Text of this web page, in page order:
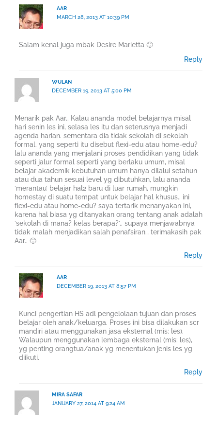
AAR
MARCH 28, 2013 AT 10:39 PM
Salam kenal juga mbak Desire Marietta 🙂
Reply
WULAN
DECEMBER 19, 2013 AT 5:00 PM
Menarik pak Aar.. Kalau ananda model belajarnya misal
hari senin les ini, selasa les itu dan seterusnya menjadi
agenda harian. sementara dia tidak sekolah di sekolah
formal. yang seperti itu disebut flexi-edu atau home-edu?
lalu ananda yang menjalani proses pendidikan yang tidak
seperti jalur formal seperti yang berlaku umum, misal
belajar akademik kebutuhan umum hanya dilalui setahun
atau dua tahun sesuai level yg dibutuhkan, lalu ananda
‘merantau’ belajar hal2 baru di luar rumah, mungkin
homestay di suatu tempat untuk belajar hal khusus.. ini
flexi-edu atau home-edu? saya tertarik menanyakan ini,
karena hal biasa yg ditanyakan orang tentang anak adalah
‘sekolah di mana? kelas berapa?’.. supaya menjawabnya
tidak malah menjadikan salah penafsiran… terimakasih pak
Aar.. 🙂
Reply
AAR
DECEMBER 19, 2013 AT 8:57 PM
Kunci pengertian HS adl pengelolaan tujuan dan proses
belajar oleh anak/keluarga. Proses ini bisa dilakukan scr
mandiri atau menggunakan jasa eksternal (mis: les).
Walaupun menggunakan lembaga eksternal (mis: les),
yg penting orangtua/anak yg menentukan jenis les yg
diikuti.
Reply
MIRA SAFAR
JANUARY 27, 2014 AT 9:24 AM